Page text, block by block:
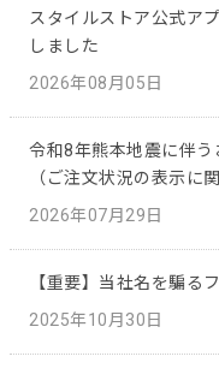
スタイルストア公式ア
しました
2026年08月05日
令和8年熊本地震に伴
（ご注文状況の表示に
2026年07月29日
【重要】当社名を騙る
2025年10月30日